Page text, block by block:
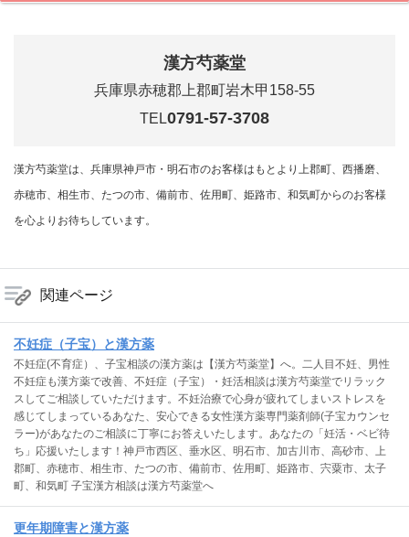
漢方芍薬堂
兵庫県赤穂郡上郡町岩木甲158-55
TEL0791-57-3708
漢方芍薬堂は、兵庫県神戸市・明石市のお客様はもとより上郡町、西播磨、
赤穂市、相生市、たつの市、備前市、佐用町、姫路市、和気町からのお客様
を心よりお待ちしています。
関連ページ
不妊症（子宝）と漢方薬
不妊症(不育症）、子宝相談の漢方薬は【漢方芍薬堂】へ。二人目不妊、男性
不妊症も漢方薬で改善、不妊症（子宝）・妊活相談は漢方芍薬堂でリラック
スしてご相談していただけます。不妊治療で心身が疲れてしまいストレスを
感じてしまっているあなた、安心できる女性漢方薬専門薬剤師(子宝カウンセ
ラー)があなたのご相談に丁寧にお答えいたします。あなたの「妊活・ベビ待
ち」応援いたします！神戸市西区、垂水区、明石市、加古川市、高砂市、上
郡町、赤穂市、相生市、たつの市、備前市、佐用町、姫路市、宍粟市、太子
町、和気町 子宝漢方相談は漢方芍薬堂へ
更年期障害と漢方薬